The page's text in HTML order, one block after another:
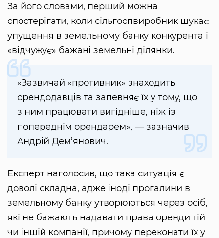
За його словами, перший можна
спостерігати, коли сільгоспвиробник шукає
упущення в земельному банку конкурента і
«відчужує» бажані земельні ділянки.
«Зазвичай «противник» знаходить
орендодавців та запевняє їх у тому, що
з ним працювати вигідніше, ніж із
попереднім орендарем», — зазначив
Андрій Дем’янович.
Експерт наголосив, що така ситуація є
доволі складна, адже іноді прогалини в
земельному банку утворюються через осіб,
які не бажають надавати права оренди тій
чи іншій компанії, причому переконати їх у